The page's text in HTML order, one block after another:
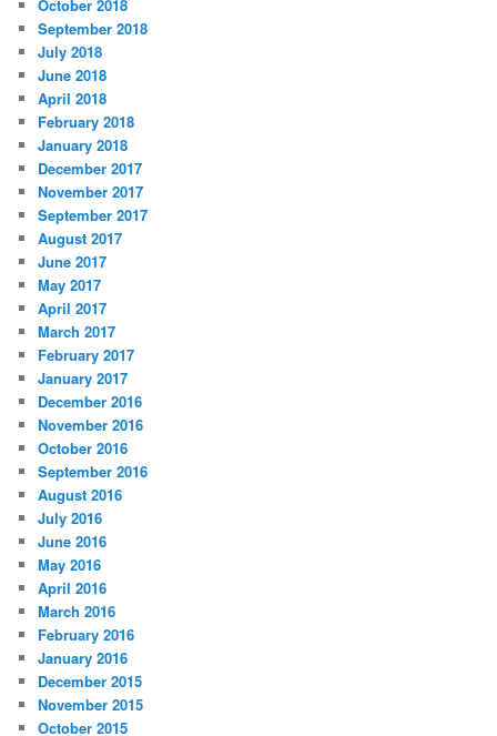
October 2018
September 2018
July 2018
June 2018
April 2018
February 2018
January 2018
December 2017
November 2017
September 2017
August 2017
June 2017
May 2017
April 2017
March 2017
February 2017
January 2017
December 2016
November 2016
October 2016
September 2016
August 2016
July 2016
June 2016
May 2016
April 2016
March 2016
February 2016
January 2016
December 2015
November 2015
October 2015